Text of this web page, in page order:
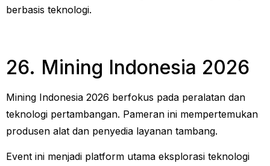
berbasis teknologi.
26. Mining Indonesia 2026
Mining Indonesia 2026 berfokus pada peralatan dan
teknologi pertambangan. Pameran ini mempertemukan
produsen alat dan penyedia layanan tambang.
Event ini menjadi platform utama eksplorasi teknologi